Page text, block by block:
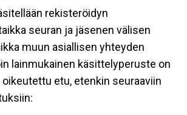
rekisteröidyn
seuran ja jäsenen välisen
muun asiallisen yhteyden
lainmukainen käsittelyperuste on
etu, etenkin seuraaviin